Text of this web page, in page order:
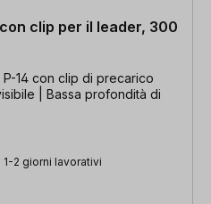
con clip per il leader, 300
14 con clip di precarico
| Bassa profondità di
2 giorni lavorativi